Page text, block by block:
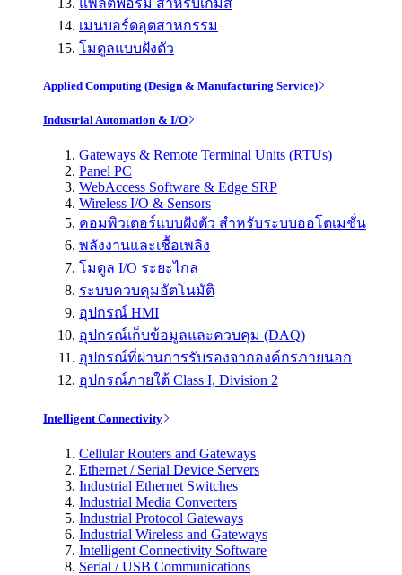
เมนบอร์ดอุตสาหกรรม
โมดูลแบบฝังตัว
Applied Computing (Design & Manufacturing Service)
Industrial Automation & I/O
Gateways & Remote Terminal Units (RTUs)
Panel PC
WebAccess Software & Edge SRP
Wireless I/O & Sensors
คอมพิวเตอร์แบบฝังตัว สำหรับระบบออโตเมชั่น
พลังงานและเชื้อเพลิง
โมดูล I/O ระยะไกล
ระบบควบคุมอัตโนมัติ
อุปกรณ์ HMI
อุปกรณ์เก็บข้อมูลและควบคุม (DAQ)
อุปกรณ์ที่ผ่านการรับรองจากองค์กรภายนอก
อุปกรณ์ภายใต้ Class I, Division 2
Intelligent Connectivity
Cellular Routers and Gateways
Ethernet / Serial Device Servers
Industrial Ethernet Switches
Industrial Media Converters
Industrial Protocol Gateways
Industrial Wireless and Gateways
Intelligent Connectivity Software
Serial / USB Communications